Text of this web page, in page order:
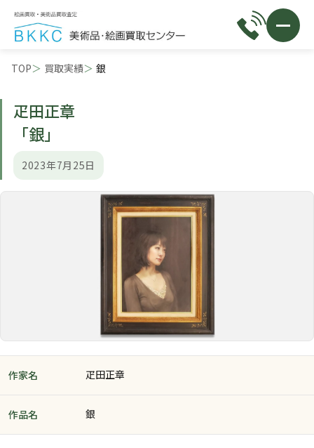
TOP 買取実績 銀
疋田正章
「銀」
2023年7月25日
作家名 疋田正章
作品名 銀